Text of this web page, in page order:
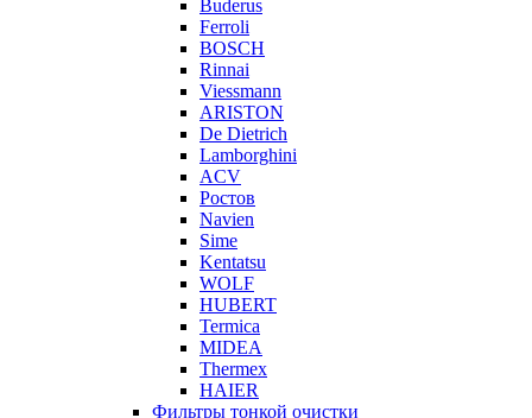
Buderus
Ferroli
BOSCH
Rinnai
Viessmann
ARISTON
De Dietrich
Lamborghini
ACV
Ростов
Navien
Sime
Kentatsu
WOLF
HUBERT
Termica
MIDEA
Thermex
HAIER
Фильтры тонкой очистки